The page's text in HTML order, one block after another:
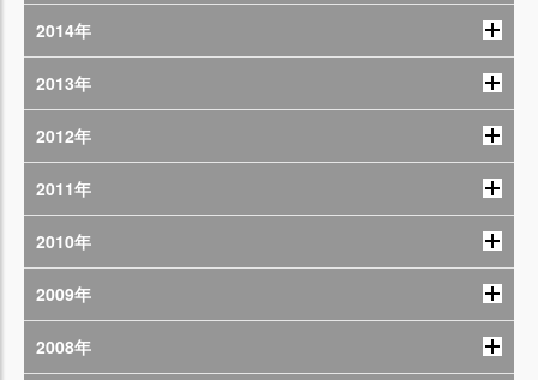
2014年
2013年
2012年
2011年
2010年
2009年
2008年